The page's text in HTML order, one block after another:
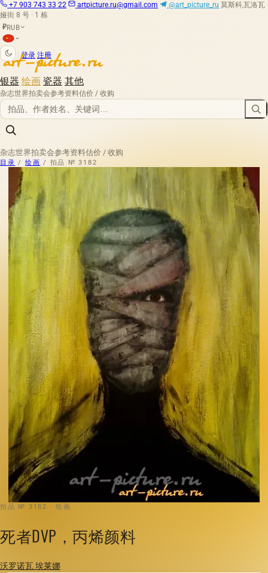
+7 903 743 33 22 artpicture.ru@gmail.com @art_picture_ru 莫斯科,瓦洛瓦
娅街 8 号 · 1 栋
₽RUB
登录 注册
银器 绘画 瓷器 其他
杂志世界拍卖会参考资料估价 / 收购
杂志世界拍卖会参考资料估价 / 收购
目录 / 绘画 / 拍品 № 3182
拍品 № 3182 · 绘画
死者DVP，丙烯颜料
沃罗诺瓦 埃莱娜